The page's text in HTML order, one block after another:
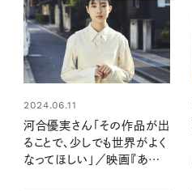
2024.06.11
河合優実さん「その作品が出
ることで、少しでも世界がよく
なってほしい」／映画『あん